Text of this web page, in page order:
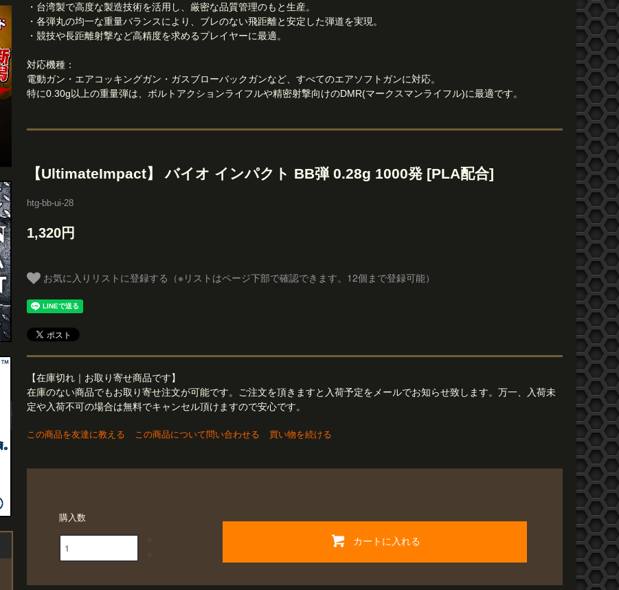
・台湾製で高度な製造技術を活用し、厳密な品質管理のもと生産。
・各弾丸の均一な重量バランスにより、ブレのない飛距離と安定した弾道を実現。
・競技や長距離射撃など高精度を求めるプレイヤーに最適。
対応機種：
電動ガン・エアコッキングガン・ガスブローバックガンなど、すべてのエアソフトガンに対応。
特に0.30g以上の重量弾は、ボルトアクションライフルや精密射撃向けのDMR(マークスマンライフル)に最適です。
【UltimateImpact】 バイオ インパクト BB弾 0.28g 1000発 [PLA配合]
htg-bb-ui-28
1,320円
お気に入りリストに登録する（※リストはページ下部で確認できます。12個まで登録可能）
【在庫切れ｜お取り寄せ商品です】
在庫のない商品でもお取り寄せ注文が可能です。ご注文を頂きますと入荷予定をメールでお知らせ致します。万一、入荷未
定や入荷不可の場合は無料でキャンセル頂けますので安心です。
この商品を友達に教える この商品について問い合わせる 買い物を続ける
購入数
カートに入れる